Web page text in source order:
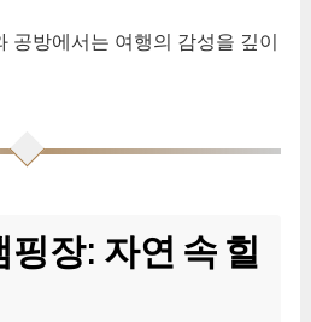
공방에서는 여행의 감성을 깊이
장: 자연 속 힐